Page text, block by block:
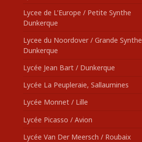
Lycee de L'Europe / Petite Synthe
Dunkerque
Lycee du Noordover / Grande Synthe
Dunkerque
Lycée Jean Bart / Dunkerque
Lycée La Peupleraie, Sallaumines
Lycée Monnet / Lille
Lycée Picasso / Avion
Lycée Van Der Meersch / Roubaix